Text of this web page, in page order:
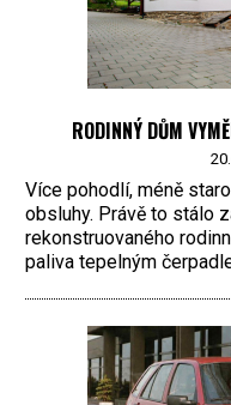
RODINNÝ DŮM
Více pohodlí, méně
obsluhy. Právě to stálo
rekonstruovaného
paliva tepelným